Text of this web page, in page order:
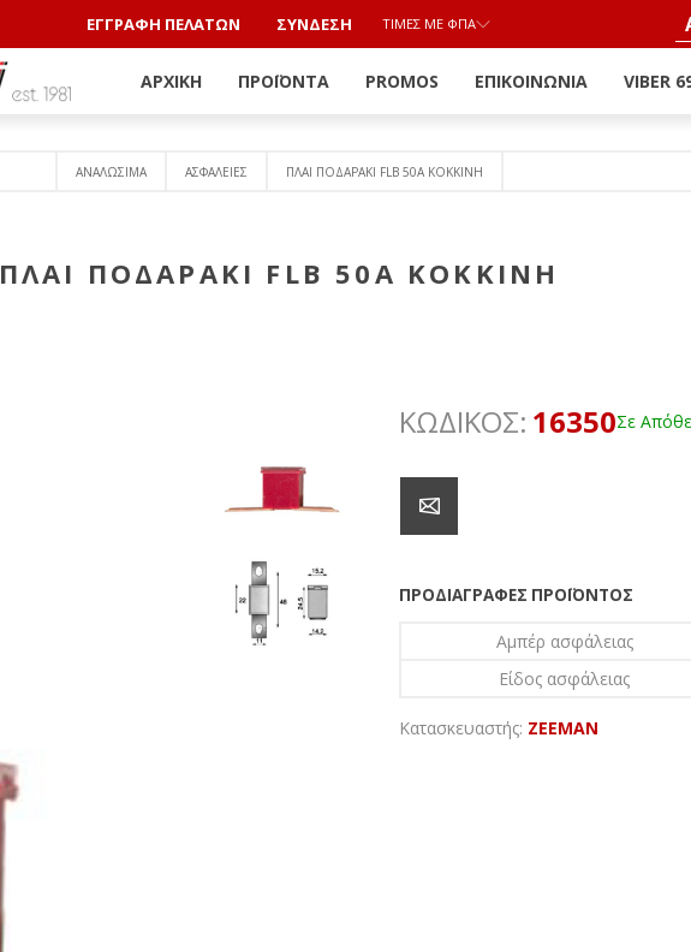
ΕΓΓΡΑΦΗ ΠΕΛΑΤΩΝ ΣΎΝΔΕΣΗ ΤΙΜΈΣ ΜΕ ΦΠΑ
ΑΡΧΙΚΉ ΠΡΟΪΌΝΤΑ PROMOS ΕΠΙΚΟΙΝΩΝΊΑ VIBER
ΑΝΑΛΩΣΙΜΑ ΑΣΦΑΛΕΙΕΣ ΠΛΑΙ ΠΟΔΑΡΑΚΙ FLB 50Α ΚΟΚΚΙΝΗ
ΠΛΑΙ ΠΟΔΑΡΑΚΙ FLB 50Α ΚΟΚΚΙΝΗ
ΚΩΔΙΚΟΣ: 16350Σε
ΠΡΟΔΙΑΓΡΑΦΈΣ ΠΡΟΪΌΝΤΟΣ
Αμπέρ ασφάλειας
Είδος ασφάλειας
Κατασκευαστής: ZEEMAN